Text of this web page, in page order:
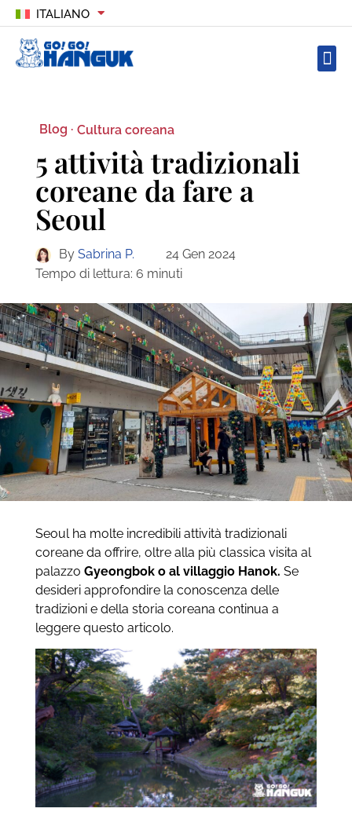
ITALIANO
Blog · Cultura coreana
5 attività tradizionali
coreane da fare a
Seoul
By Sabrina P.
24 Gen 2024
Tempo di lettura: 6 minuti
Seoul ha molte incredibili attività tradizionali
coreane da offrire, oltre alla più classica visita al
palazzo Gyeongbok o al villaggio Hanok. Se
desideri approfondire la conoscenza delle
tradizioni e della storia coreana continua a
leggere questo articolo.